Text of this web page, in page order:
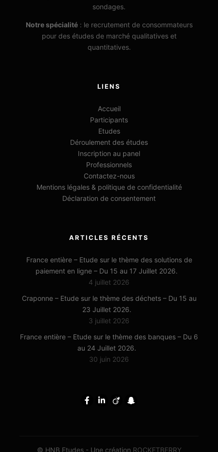
sondages.
Notre spécialité: le recrutement de consommateurs
pour des études de marché qualitatives et
quantitatives.
LIENS
Accueil
Participants
Etudes
Déroulement des études
Inscription au panel
Professionnels
Contactez-nous
Mentions légales & politique de confidentialité
Déclaration de consentement
ARTICLES RÉCENTS
France entière – Etude sur le thème des solutions de
paiement en ligne – Du 15 au 17 Juillet 2026.
4 juillet 2026
Craponne – Etude sur le thème des déchets – Du 15 au
23 Juillet 2026.
3 juillet 2026
France entière – Etude sur le thème des banques – Du 6
au 24 Juillet 2026.
30 juin 2026
© HNB Etudes - Une création ROCKETBERRY